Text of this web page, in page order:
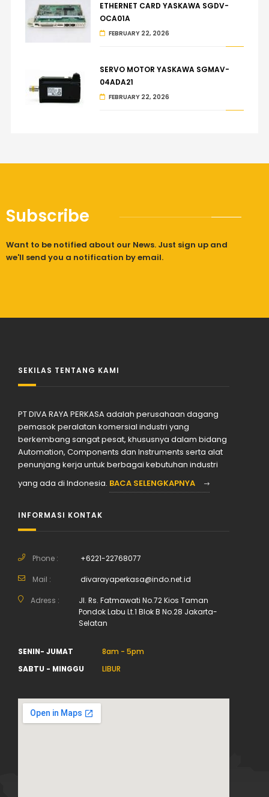
ETHERNET CARD YASKAWA SGDV-
OCA01A
FEBRUARY 22, 2026
SERVO MOTOR YASKAWA SGMAV-
04ADA21
FEBRUARY 22, 2026
Subscribe
Want to be notified about our News. Just sign up and
we'll send you a notification by email.
SEKILAS TENTANG KAMI
PT DIVA RAYA PERKASA adalah perusahaan dagang
pemasok peralatan komersial industri yang
berkembang sangat pesat, khususnya dalam bidang
Automation, Components dan Instruments serta alat
penunjang kerja untuk berbagai kebutuhan industri
yang ada di Indonesia. BACA SELENGKAPNYA
INFORMASI KONTAK
Phone : +6221-22768077
Mail : divarayaperkasa@indo.net.id
Adress :
Jl. Rs. Fatmawati No.72 Kios Taman
Pondok Labu Lt.1 Blok B No.28 Jakarta-
Selatan
SENIN- JUMAT
8am - 5pm
SABTU - MINGGU
LIBUR